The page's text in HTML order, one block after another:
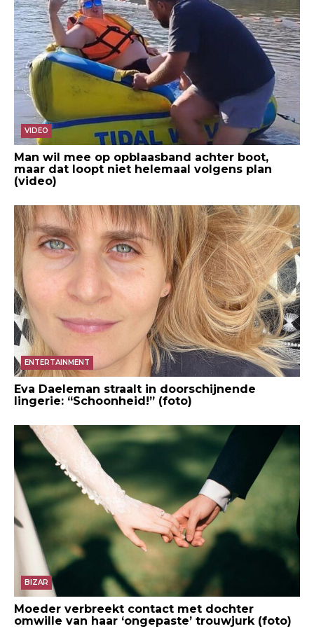
VIDEO
Man wil mee op opblaasband achter boot,
maar dat loopt niet helemaal volgens plan
(video)
ENTERTAINMENT
Eva Daeleman straalt in doorschijnende
lingerie: “Schoonheid!” (foto)
BIZAR
Moeder verbreekt contact met dochter
omwille van haar ‘ongepaste’ trouwjurk (foto)